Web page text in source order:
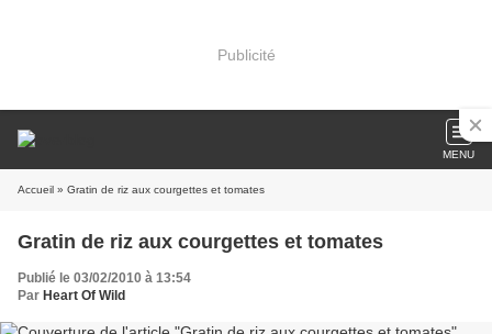
Publicité
MENU
Accueil » Gratin de riz aux courgettes et tomates
Gratin de riz aux courgettes et tomates
Publié le 03/02/2010 à 13:54
Par Heart Of Wild